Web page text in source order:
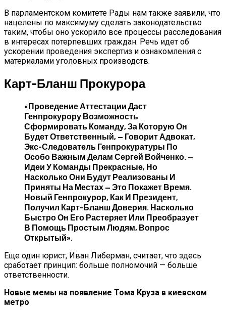
В парламентском комитете Рады нам также заявили, что
нацелены по максимуму сделать законодательство
таким, чтобы оно ускорило все процессы расследования
в интересах потерпевших граждан. Речь идет об
ускорении проведения экспертиз и ознакомления с
материалами уголовных производств.
Карт-Бланш Прокурора
«Проведение Аттестации Даст
Генпрокурору Возможность
Сформировать Команду, За Которую Он
Будет Ответственный, — Говорит Адвокат,
Экс-Следователь Генпрокуратуры По
Особо Важным Делам Сергей Войченко. —
Идеи У Команды Прекрасные, Но
Насколько Они Будут Реализованы И
Приняты На Местах — Это Покажет Время.
Новый Генпрокурор, Как И Президент,
Получил Карт-Бланш Доверия. Насколько
Быстро Он Его Растеряет Или Преобразует
В Помощь Простым Людям, Вопрос
Открытый».
Еще один юрист, Иван Либерман, считает, что здесь
сработает принцип: больше полномочий — больше
ответственности.
Новые мемы на появление Тома Круза в киевском
метро